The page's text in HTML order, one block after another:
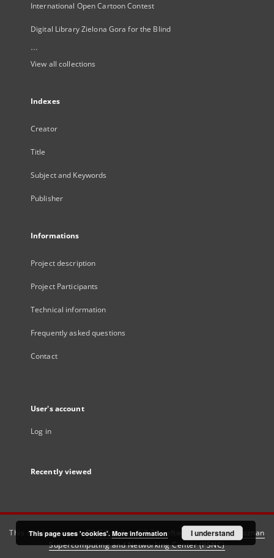
International Open Cartoon Contest
Digital Library Zielona Gora for the Blind
...
View all collections
Indexes
Creator
Title
Subject and Keywords
Publisher
Informations
Project description
Project Participants
Technical information
Frequently asked questions
Contact
User's account
Log in
Recently viewed
This service runs onDInGO dLibra 6.3.21software created by
Poznan
Supercomputing and Networking Center (PSNC)
This page uses 'cookies'. More information I understand